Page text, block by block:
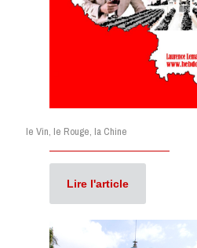
le Vin, le Rouge, la Chine
Lire l'article